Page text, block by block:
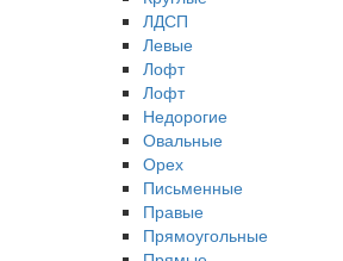
ЛДСП
Левые
Лофт
Лофт
Недорогие
Овальные
Орех
Письменные
Правые
Прямоугольные